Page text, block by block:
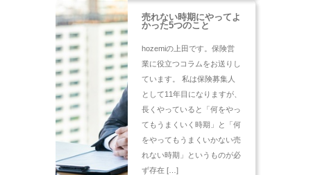
売れない時期にやってよ
かった5つのこと
hozemiの上田です。保険営
業に役立つコラムをお送りし
ています。 私は保険募集人
として11年目になりますが、
長くやっていると「何をやっ
てもうまくいく時期」と「何
をやってもうまくいかない売
れない時期」というものが必
ず存在 […]